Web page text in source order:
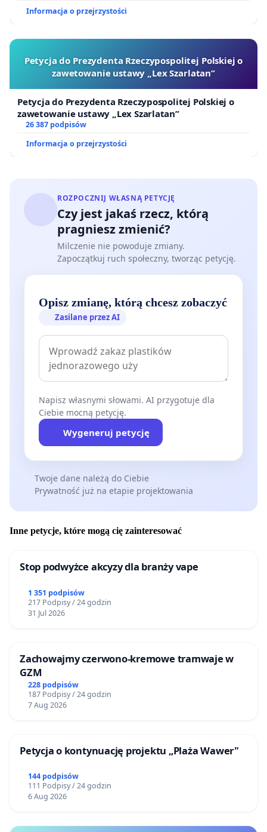
Informacja o przejrzystości
Petycja do Prezydenta Rzeczypospolitej Polskiej o
zawetowanie ustawy „Lex Szarlatan”
Petycja do Prezydenta Rzeczypospolitej Polskiej o
zawetowanie ustawy „Lex Szarlatan”
26 387 podpisów
Informacja o przejrzystości
ROZPOCZNIJ WŁASNĄ PETYCJĘ
Czy jest jakaś rzecz, którą
pragniesz zmienić?
Milczenie nie powoduje zmiany.
Zapoczątkuj ruch społeczny, tworząc petycję.
Opisz zmianę, którą chcesz zobaczyć
Zasilane przez AI
Napisz własnymi słowami. AI przygotuje dla
Ciebie mocną petycję.
Wygeneruj petycję
Twoje dane należą do Ciebie
Prywatność już na etapie projektowania
Inne petycje, które mogą cię zainteresować
Stop podwyżce akcyzy dla branży vape
1 351 podpisów
217 Podpisy / 24 godzin
31 Jul 2026
Zachowajmy czerwono-kremowe tramwaje w
GZM
228 podpisów
187 Podpisy / 24 godzin
7 Aug 2026
Petycja o kontynuację projektu „Plaża Wawer"
144 podpisów
111 Podpisy / 24 godzin
6 Aug 2026